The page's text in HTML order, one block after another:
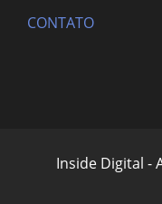
CONTATO
Inside Digital -